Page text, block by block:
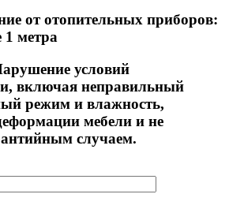
от отопительных приборов:
1 метра
условий
включая неправильный
режим и влажность,
мебели и не
случаем.